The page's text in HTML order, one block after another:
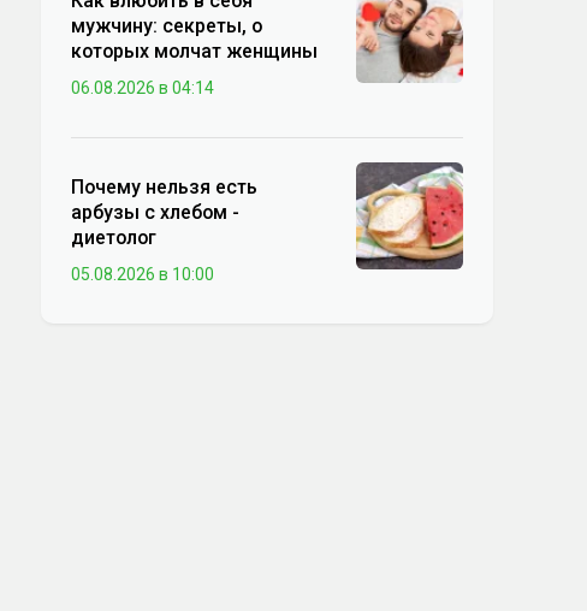
мужчину: секреты, о
которых молчат женщины
06.08.2026 в 04:14
Почему нельзя есть
арбузы с хлебом -
диетолог
05.08.2026 в 10:00